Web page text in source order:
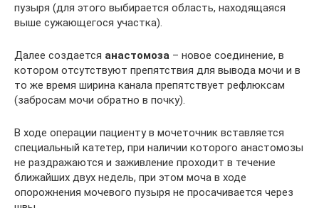
пузыря (для этого выбирается область, находящаяся
выше сужающегося участка).
Далее создается анастомоза – новое соединение, в
котором отсутствуют препятствия для вывода мочи и в
то же время ширина канала препятствует рефлюксам
(забросам мочи обратно в почку).
В ходе операции пациенту в мочеточник вставляется
специальный катетер, при наличии которого анастомозы
не раздражаются и заживление проходит в течение
ближайших двух недель, при этом моча в ходе
опорожнения мочевого пузыря не просачивается через